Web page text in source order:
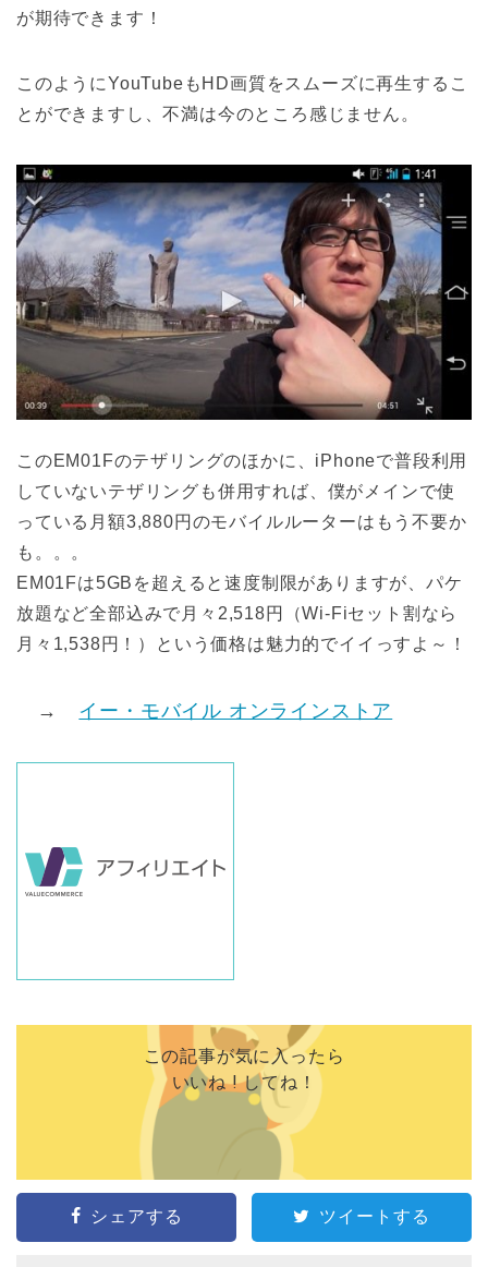
が期待できます！
このようにYouTubeもHD画質をスムーズに再生するこ
とができますし、不満は今のところ感じません。
このEM01Fのテザリングのほかに、iPhoneで普段利用
していないテザリングも併用すれば、僕がメインで使
っている月額3,880円のモバイルルーターはもう不要か
も。。。
EM01Fは5GBを超えると速度制限がありますが、パケ
放題など全部込みで月々2,518円（Wi-Fiセット割なら
月々1,538円！）という価格は魅力的でイイっすよ～！
→ イー・モバイル オンラインストア
この記事が気に入ったら
いいね ! してね！
シェアする ツイートする